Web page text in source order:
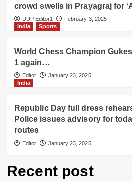
crowd swells in Prayagraj for
DUP Editor1
February 3, 2025
India
Sports
World Chess Champion
1 again…
Editor
January 23, 2025
India
Republic Day full dress
Police issues advisory for
routes
Editor January 23, 2025
Recent post